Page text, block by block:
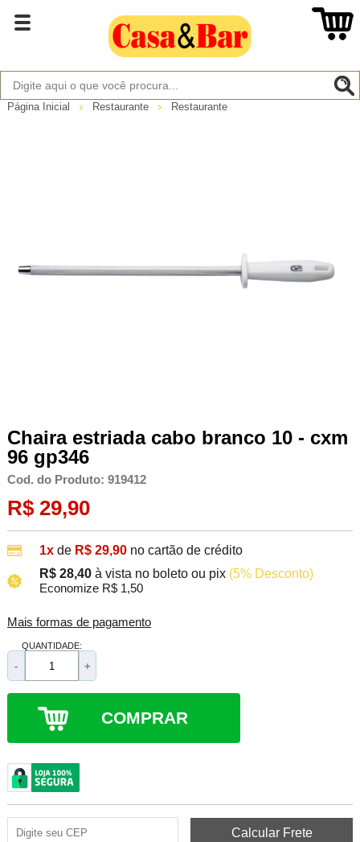
Página Inicial Restaurante Restaurante
Chaira estriada cabo branco 10 - cxm
96 gp346
Cod. do Produto: 919412
R$ 29,90
1xde R$ 29,90 no cartão de crédito
R$ 28,40 à vista no boleto ou pix (5% Desconto)
Economize R$ 1,50
Mais formas de pagamento
QUANTIDADE:
- +
COMPRAR